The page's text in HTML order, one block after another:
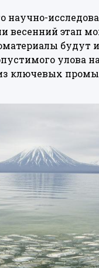
этап
будут
улова
ключевых